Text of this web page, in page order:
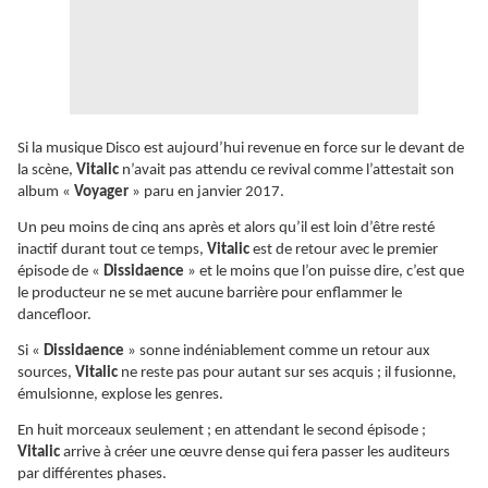
Si la musique Disco est aujourd’hui revenue en force sur le devant de
la scène, Vitalic n’avait pas attendu ce revival comme l’attestait son
album « Voyager » paru en janvier 2017.
Un peu moins de cinq ans après et alors qu’il est loin d’être resté
inactif durant tout ce temps, Vitalic est de retour avec le premier
épisode de « Dissidaence » et le moins que l’on puisse dire, c’est que
le producteur ne se met aucune barrière pour enflammer le
dancefloor.
Si « Dissidaence » sonne indéniablement comme un retour aux
sources, Vitalic ne reste pas pour autant sur ses acquis ; il fusionne,
émulsionne, explose les genres.
En huit morceaux seulement ; en attendant le second épisode ;
Vitalic arrive à créer une œuvre dense qui fera passer les auditeurs
par différentes phases.